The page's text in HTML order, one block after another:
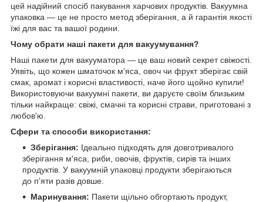
цей надійний спосіб пакування харчових продуктів. Вакуумна
упаковка — це не просто метод зберігання, а й гарантія якості
їжі для вас та вашої родини.
Чому обрати наші пакети для вакуумування?
Наші пакети для вакууматора — це ваш новий секрет свіжості.
Уявіть, що кожен шматочок м'яса, овоч чи фрукт зберігає свій
смак, аромат і корисні властивості, наче його щойно купили!
Використовуючи вакуумні пакети, ви даруєте своїм близьким
тільки найкраще: свіжі, смачні та корисні страви, приготовані з
любов'ю.
Сфери та способи використання:
Зберігання: Ідеально підходять для довготривалого
зберігання м'яса, риби, овочів, фруктів, сирів та інших
продуктів. У вакуумній упаковці продукти зберігаються
до п’яти разів довше.
Маринування: Пакети щільно обгортають продукт,